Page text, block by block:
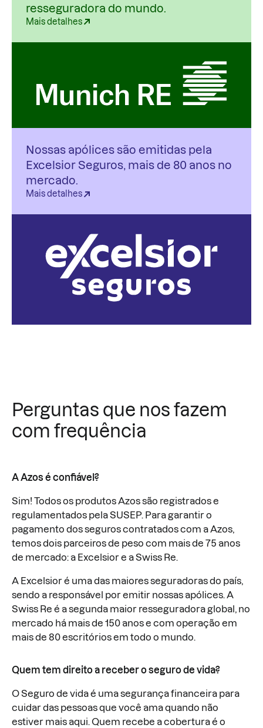
resseguradora do mundo.
Mais detalhes
Nossas apólices são emitidas pela
Excelsior Seguros, mais de 80 anos no
mercado.
Mais detalhes
Perguntas que nos fazem
com frequência
A Azos é confiável?
Sim! Todos os produtos Azos são registrados e
regulamentados pela SUSEP. Para garantir o
pagamento dos seguros contratados com a Azos,
temos dois parceiros de peso com mais de 75 anos
de mercado: a Excelsior e a Swiss Re.
A Excelsior é uma das maiores seguradoras do país,
sendo a responsável por emitir nossas apólices. A
Swiss Re é a segunda maior resseguradora global, no
mercado há mais de 150 anos e com operação em
mais de 80 escritórios em todo o mundo.
Quem tem direito a receber o seguro de vida?
O Seguro de vida é uma segurança financeira para
cuidar das pessoas que você ama quando não
estiver mais aqui. Quem recebe a cobertura é o